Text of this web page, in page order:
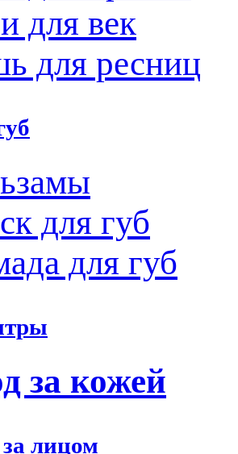
для век
для ресниц
для губ
для губ
за кожей
лицом